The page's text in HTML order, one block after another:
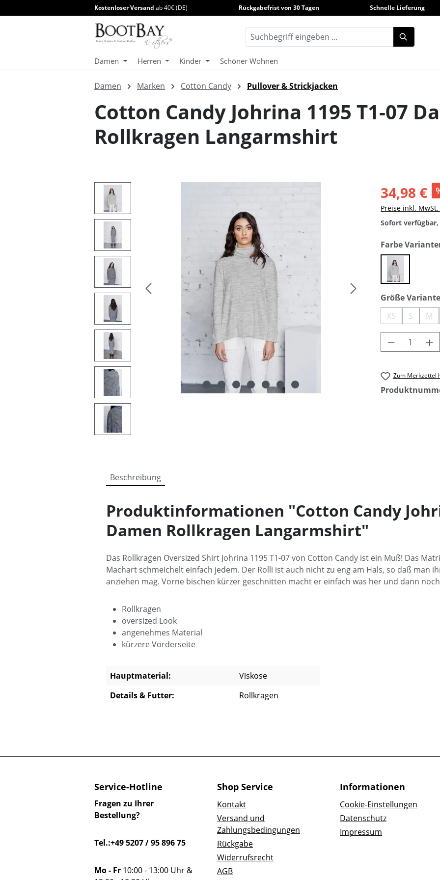
Zur Hauptnavigation springen
Kostenloser Versand ab 40€ (DE) Rückgabefrist von 30 Tagen Schnelle Lieferung
Damen Herren Kinder Schöner Wohnen
Damen Marken Cotton Candy Pullover & Strickjacken
Cotton Candy Johrina 1195 T1-07
Rollkragen Langarmshirt
Bildergalerie überspringen 34,98 €
Preise inkl.
Sofort
Farbe
grey mel
Größe
XS(Diese Option
S(Diese
M
Produkt
Zum Merkzettel
Beschreibung
Produktinformationen "Cotton Candy
Damen Rollkragen Langarmshirt"
Das Rollkragen Oversized Shirt Johrina 1195 T1-07 von Cotton Candy ist ein Muß! Das
Machart schmeichelt einfach jedem. Der Rolli ist auch nicht zu eng am Hals, so daß man
anziehen mag. Vorne bischen kürzer geschnitten macht er einfach was her und dann
Rollkragen
oversized Look
angenehmes Material
kürzere Vorderseite
Hauptmaterial:
Viskose
Details & Futter:
Rollkragen
Service-Hotline
Fragen zu Ihrer
Bestellung?
Tel.:+49 5207 / 95 896 75
Mo - Fr 10:00 - 13:00 Uhr &
Shop Service
Kontakt
Versand und
Zahlungsbedingungen
Rückgabe
Widerrufsrecht
AGB
Informationen
Cookie-Einstellungen
Datenschutz
Impressum